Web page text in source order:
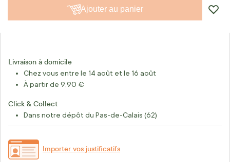
Ajouter au panier
Livraison à domicile
Chez vous entre le 14 août et le 16 août
À partir de 9,90 €
Click & Collect
Dans notre dépôt du Pas-de-Calais (62)
Importer vos justificatifs